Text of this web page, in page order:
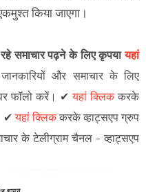
किया जाएगा।
समाचार पढ़ने के लिए कृपयायहां
और समाचार के लिए
फॉलो करें । ✔यहां क्लिक करके
✔यहां क्लिककरके व्हाट्सएप ग्रुप
के टेलीग्राम चैनल - व्हाट्सएप